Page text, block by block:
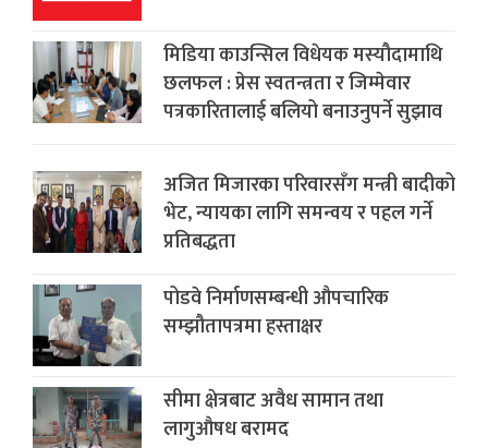
मिडिया काउन्सिल विधेयक मस्यौदामाथि
छलफल : प्रेस स्वतन्त्रता र जिम्मेवार
पत्रकारितालाई बलियो बनाउनुपर्ने सुझाव
अजित मिजारका परिवारसँग मन्त्री बादीको
भेट, न्यायका लागि समन्वय र पहल गर्ने
प्रतिबद्धता
पोडवे निर्माणसम्बन्धी औपचारिक
सम्झौतापत्रमा हस्ताक्षर
सीमा क्षेत्रबाट अवैध सामान तथा
लागुऔषध बरामद